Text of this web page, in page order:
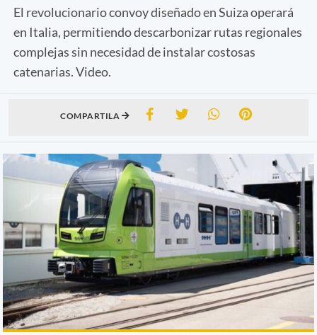
El revolucionario convoy diseñado en Suiza operará
en Italia, permitiendo descarbonizar rutas regionales
complejas sin necesidad de instalar costosas
catenarias. Video.
COMPARTILA